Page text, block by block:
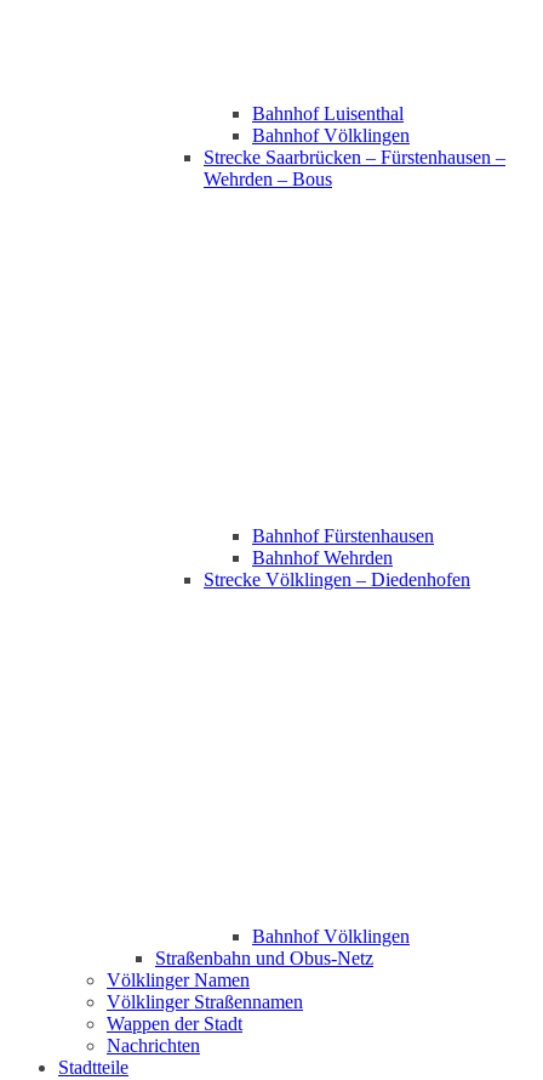
Bahnhof Luisenthal
Bahnhof Völklingen
Strecke Saarbrücken – Fürstenhausen –
Wehrden – Bous
Bahnhof Fürstenhausen
Bahnhof Wehrden
Strecke Völklingen – Diedenhofen
Bahnhof Völklingen
Straßenbahn und Obus-Netz
Völklinger Namen
Völklinger Straßennamen
Wappen der Stadt
Nachrichten
Stadtteile